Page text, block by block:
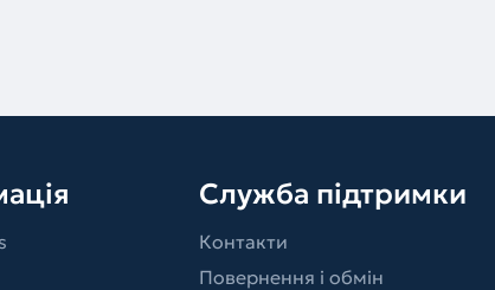
Служба підтримки
Контакти
Повернення і обмін